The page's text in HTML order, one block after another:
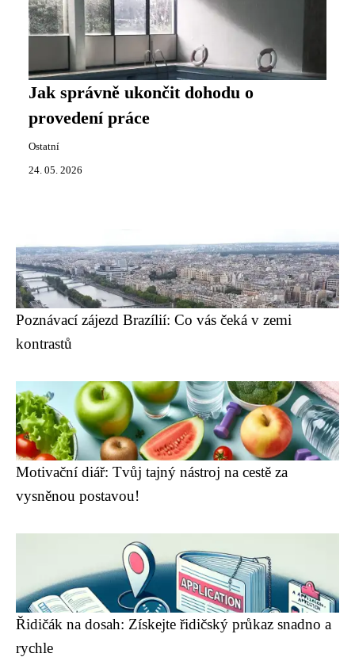
Jak správně ukončit dohodu o
provedení práce
Ostatní
24. 05. 2026
Poznávací zájezd Brazílií: Co vás čeká v zemi
kontrastů
Motivační diář: Tvůj tajný nástroj na cestě za
vysněnou postavou!
Řidičák na dosah: Získejte řidičský průkaz snadno a
rychle